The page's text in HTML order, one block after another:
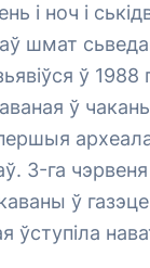
і ноч і
шмат
ў 1988
ў
3-га
ў газэце
ўступіла